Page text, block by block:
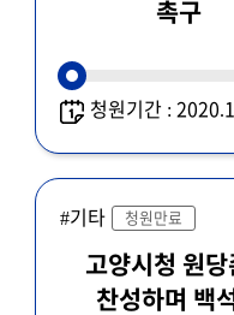
촉구
청원기간 :
#기타 청원만료
고양시청 원당
찬성하며 백